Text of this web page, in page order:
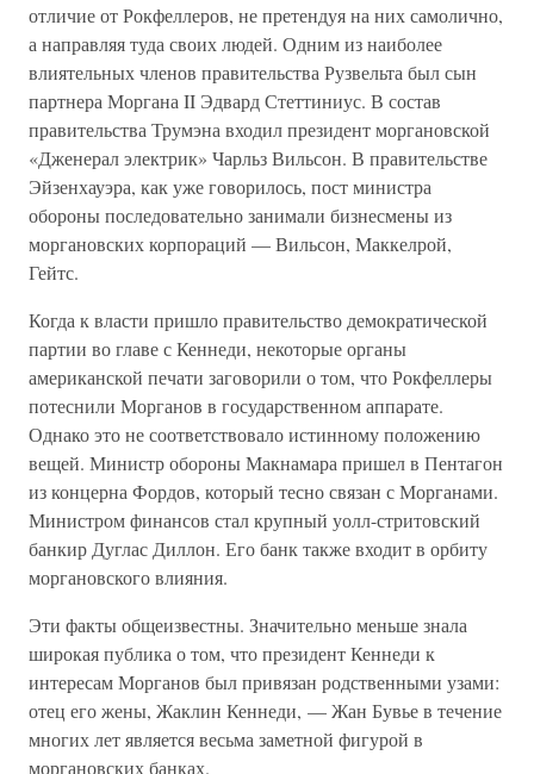
отличие от Рокфеллеров, не претендуя на них самолично,
а направляя туда своих людей. Одним из наиболее
влиятельных членов правительства Рузвельта был сын
партнера Моргана II Эдвард Стеттиниус. В состав
правительства Трумэна входил президент моргановской
«Дженерал электрик» Чарльз Вильсон. В правительстве
Эйзенхауэра, как уже говорилось, пост министра
обороны последовательно занимали бизнесмены из
моргановских корпораций — Вильсон, Маккелрой,
Гейтс.
Когда к власти пришло правительство демократической
партии во главе с Кеннеди, некоторые органы
американской печати заговорили о том, что Рокфеллеры
потеснили Морганов в государственном аппарате.
Однако это не соответствовало истинному положению
вещей. Министр обороны Макнамара пришел в Пентагон
из концерна Фордов, который тесно связан с Морганами.
Министром финансов стал крупный уолл-стритовский
банкир Дуглас Диллон. Его банк также входит в орбиту
моргановского влияния.
Эти факты общеизвестны. Значительно меньше знала
широкая публика о том, что президент Кеннеди к
интересам Морганов был привязан родственными узами:
отец его жены, Жаклин Кеннеди, — Жан Бувье в течение
многих лет является весьма заметной фигурой в
моргановских банках.